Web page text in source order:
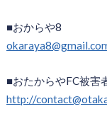
■おからや8
■おたからやFC被害
http://